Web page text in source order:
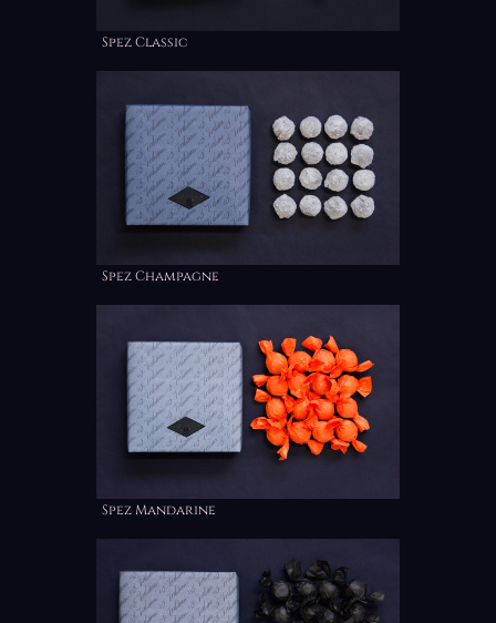
Spez Classic
Spez Champagne
Spez Mandarine